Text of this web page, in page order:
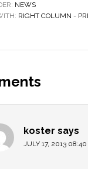
NEWS
RIGHT COLUMN -
koster says
JULY 17, 2013